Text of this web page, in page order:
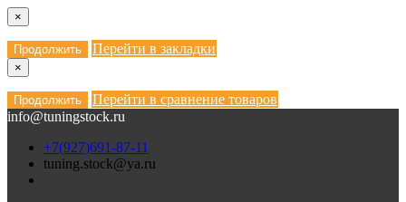
×
Продолжить Перейти в закладки
×
Продолжить
Перейти в сравнение товаров
info@tuningstock.ru
+7(927)691-87-11
tuning.stock@ya.ru